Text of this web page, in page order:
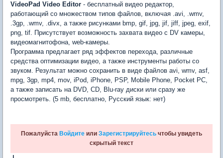
VideoPad Video Editor - бесплатный видео редактор,
работающий со множеством типов файлов, включая .avi, .wmv,
.3gp, .wmv, .divx, а также рисунками bmp, gif, jpg, jif, jiff, jpeg, exif,
png, tif. Присутствует возможность захвата видео с DV камеры,
видеомагнитофона, web-камеры.
Программа предлагает ряд эффектов перехода, различные
средства оптимизации видео, а также инструменты работы со
звуком. Результат можно сохранить в виде файлов avi, wmv, asf,
mpg, 3gp, mp4, mov, iPod, iPhone, PSP, Mobile Phone, Pocket PC,
а также записать на DVD, CD, Blu-ray диски или сразу же
просмотреть. (5 mb, бесплатно, Русский язык: нет)
Пожалуйста Войдите или Зарегистрируйтесь чтобы увидеть
скрытый текст